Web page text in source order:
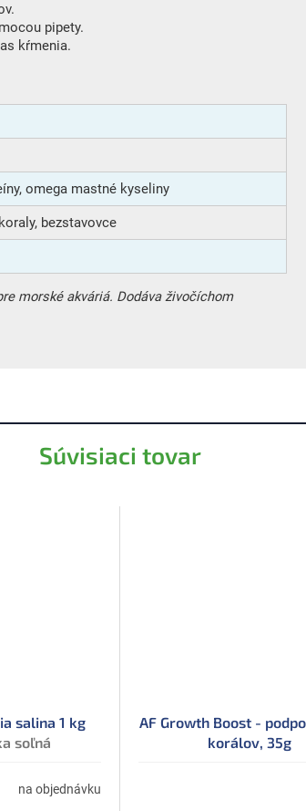
Súvisiaci tovar
salina 1 kg
soľná
na objednávku
AF Growth Boost -
korálov, 35g
pipety.
kŕmenia.
omega mastné kyseliny
bezstavovce
morské akváriá. Dodáva živočíchom